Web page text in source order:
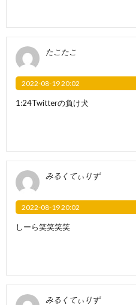
たこたこ
2022-08-19 20:02
1:24Twitterの負け犬
みるくてぃりず
2022-08-19 20:02
しーら笑笑笑笑
みるくてぃりず